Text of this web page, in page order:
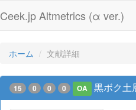
Ceek.jp Altmetrics (α ver.)
ホーム 文献詳細
15 0 0 0 OA 黒ボク土